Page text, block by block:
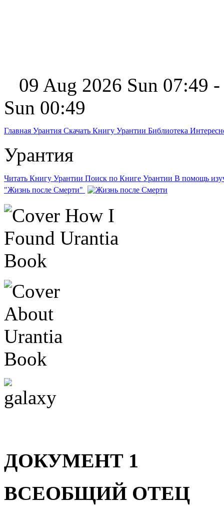
09 Aug 2026 Sun 07:49
Sun 00:49
Главная Урантия Скачать Книгу Урантии Библиотека
Урантия
Читать Книгу Урантии Поиск по Книге Урантии В помощь
"Жизнь после Смерти"
ДОКУМЕНТ 1
ВСЕОБЩИЙ ОТЕЦ